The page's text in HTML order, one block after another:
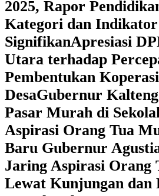
2025, Rapor
Kategori dan
SignifikanApresiasi
Utara terhadap
Pembentukan Koperasi
Desa‎Gubernur
Pasar Murah di
Aspirasi Orang Tua
Baru Gubernur
Jaring Aspirasi Orang
Lewat Kunjungan dan